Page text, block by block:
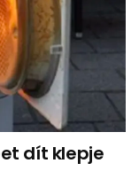
dít klepje